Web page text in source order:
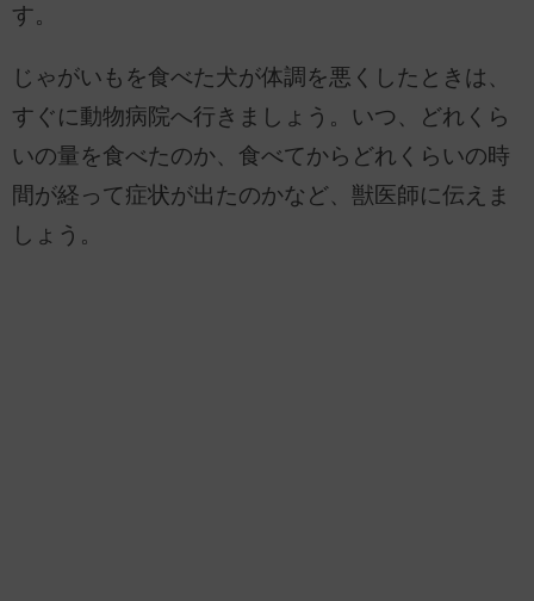
す。
じゃがいもを食べた犬が体調を悪くしたときは、
すぐに動物病院へ行きましょう。いつ、どれくら
いの量を食べたのか、食べてからどれくらいの時
間が経って症状が出たのかなど、獣医師に伝えま
しょう。